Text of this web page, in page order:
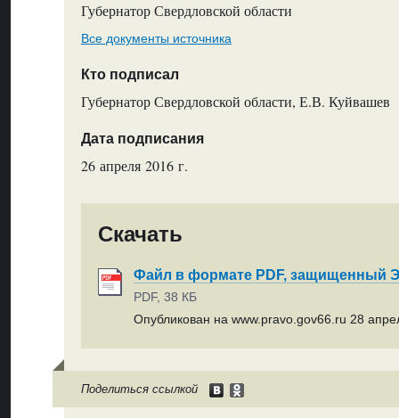
Губернатор Свердловской области
Все документы источника
Кто подписал
Губернатор Свердловской области, Е.В. Куйвашев
Дата подписания
26 апреля 2016 г.
Скачать
Файл в формате PDF, защищенный
PDF, 38 КБ
Опубликован на www.pravo.gov66.ru 28
Поделиться ссылкой